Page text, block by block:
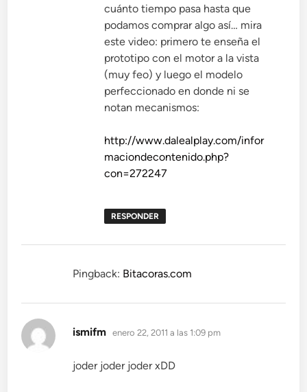
cuánto tiempo pasa hasta que
podamos comprar algo así… mira
este video: primero te enseña el
prototipo con el motor a la vista
(muy feo) y luego el modelo
perfeccionado en donde ni se
notan mecanismos:
http://www.dalealplay.com/infor
maciondecontenido.php?
con=272247
RESPONDER
Pingback: Bitacoras.com
ismifm dice:
enero 22, 2011 a las 1:09 pm
joder joder joder xDD